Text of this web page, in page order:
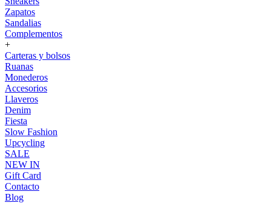
Zapatos
Sandalias
Complementos
+
Carteras y bolsos
Ruanas
Monederos
Accesorios
Llaveros
Denim
Fiesta
Slow Fashion
Upcycling
SALE
NEW IN
Gift Card
Contacto
Blog